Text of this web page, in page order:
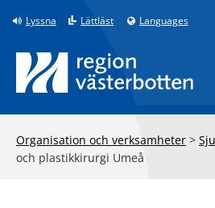
Till innehåll på sidan
Lyssna Lättläst Languages
Organisation och verksamheter >
och plastikkirurgi Umeå